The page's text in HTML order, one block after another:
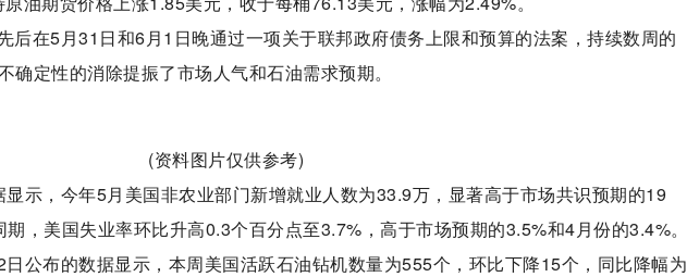
后在5月31日和6月1日晚通过一项关于联邦政府债务上限和预算的法案，持续数周的
确定性的消除提振了市场人气和石油需求预期。
(资料图片仅供参考)
示，今年5月美国非农业部门新增就业人数为33.9万，显著高于市场共识预期的19
，美国失业率环比升高0.3个百分点至3.7%，高于市场预期的3.5%和4月份的3.4%。
公布的数据显示，本周美国活跃石油钻机数量为555个，环比下降15个，同比降幅为